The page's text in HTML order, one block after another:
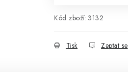
Kód zboží: 3132
Tisk Zeptat se